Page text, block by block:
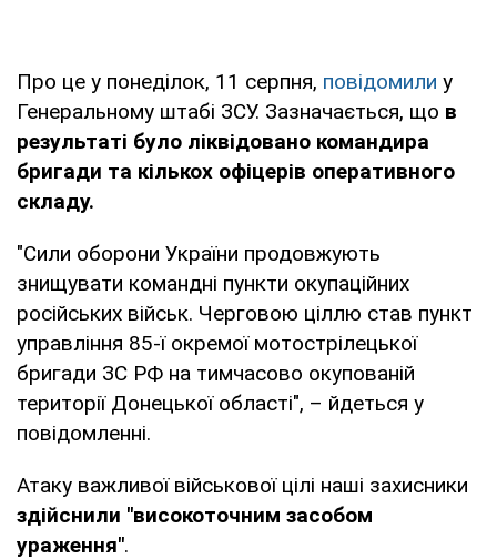
Про це у понеділок, 11 серпня, повідомили у
Генеральному штабі ЗСУ. Зазначається, що в
результаті було ліквідовано командира
бригади та кількох офіцерів оперативного
складу.
"Сили оборони України продовжують
знищувати командні пункти окупаційних
російських військ. Черговою ціллю став пункт
управління 85-ї окремої мотострілецької
бригади ЗС РФ на тимчасово окупованій
території Донецької області", – йдеться у
повідомленні.
Атаку важливої військової цілі наші захисники
здійснили "високоточним засобом
ураження".